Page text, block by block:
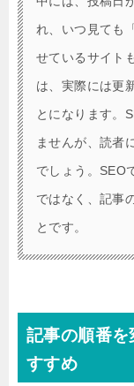
れ、いつ見ても
せているサイト
は、実際には更
とになります。
ませんが、読者
でしょう。SEO
ではなく、記事
とです。
記事の順番
すすめ